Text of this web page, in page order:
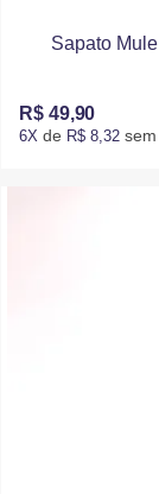
Sapato
R$ 49,90
6X de R$ 8,32